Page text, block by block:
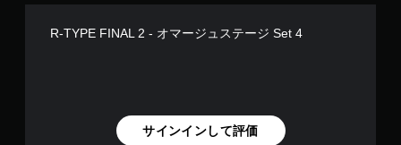
R-TYPE FINAL 2 - オマージュステージ Set 4
サインインして評価